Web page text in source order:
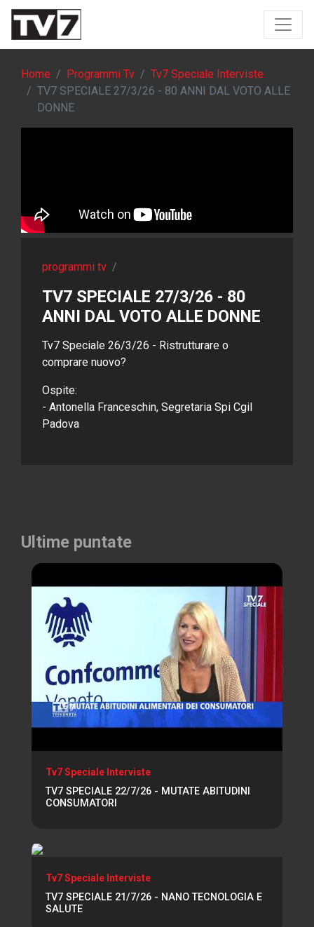
Home Programmi Tv
Tv7 Speciale Interviste
TV7 SPECIALE 27/3/26 - 80 ANNI DAL VOTO ALLE
DONNE
programmi tv /
TV7 SPECIALE 27/3/26 - 80
ANNI DAL VOTO ALLE DONNE
Tv7 Speciale 26/3/26 - Ristrutturare o
comprare nuovo?
Ospite:
- Antonella Franceschin, Segretaria Spi Cgil
Padova
Ultime puntate
Tv7 Speciale Interviste
TV7 SPECIALE 22/7/26 - MUTATE ABITUDINI
CONSUMATORI
Tv7 Speciale Interviste
TV7 SPECIALE 21/7/26 - NANO TECNOLOGIA E
SALUTE